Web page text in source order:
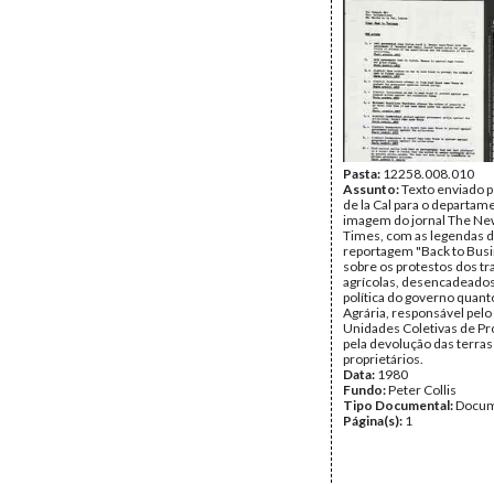
Pasta: 12258.008.010
Assunto:Texto enviado
de la Cal para o
imagem do jornal The
Times, com as legendas
reportagem "Back to
sobre os protestos dos
agrícolas,
política do governo
Agrária, responsável
Unidades Coletivas de
pela devolução das
proprietários.
Data: 1980
Fundo:Peter Collis
Tipo Documental:
Página(s): 1